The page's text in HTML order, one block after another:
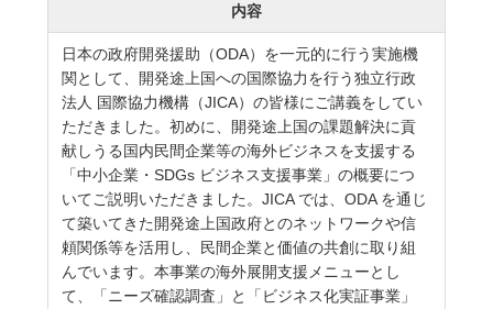
内容
日本の政府開発援助（ODA）を一元的に行う実施機
関として、開発途上国への国際協力を行う独立行政
法人 国際協力機構（JICA）の皆様にご講義をしてい
ただきました。初めに、開発途上国の課題解決に貢
献しうる国内民間企業等の海外ビジネスを支援する
「中小企業・SDGs ビジネス支援事業」の概要につ
いてご説明いただきました。JICA では、ODA を通じ
て築いてきた開発途上国政府とのネットワークや信
頼関係等を活用し、民間企業と価値の共創に取り組
んでいます。本事業の海外展開支援メニューとし
て、「ニーズ確認調査」と「ビジネス化実証事業」